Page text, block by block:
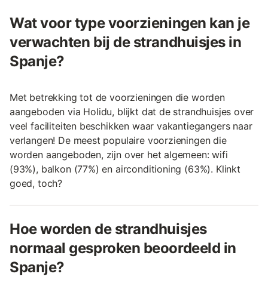
Wat voor type voorzieningen kan je
verwachten bij de strandhuisjes in
Spanje?
Met betrekking tot de voorzieningen die worden
aangeboden via Holidu, blijkt dat de strandhuisjes over
veel faciliteiten beschikken waar vakantiegangers naar
verlangen! De meest populaire voorzieningen die
worden aangeboden, zijn over het algemeen: wifi
(93%), balkon (77%) en airconditioning (63%). Klinkt
goed, toch?
Hoe worden de strandhuisjes
normaal gesproken beoordeeld in
Spanje?